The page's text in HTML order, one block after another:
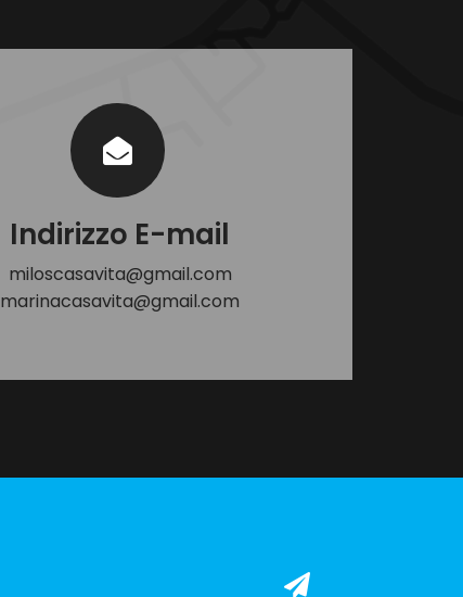
Indirizzo E-mail
miloscasavita@gmail.com
marinacasavita@gmail.com